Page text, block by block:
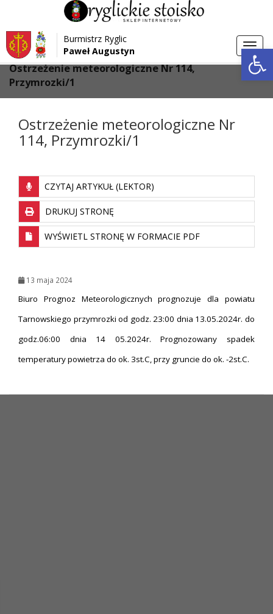
Przejdź do menu
Przejdź do głównej treści strony
Przejdź do stopki strony
Burmistrz Ryglic
Paweł Augustyn
Strona główna > Aktualności
Ostrzeżenie meteorologiczne Nr 114,
Przymrozki/1
Ostrzeżenie meteorologiczne Nr
114, Przymrozki/1
CZYTAJ ARTYKUŁ (LEKTOR)
DRUKUJ STRONĘ
WYŚWIETL STRONĘ W FORMACIE PDF
13 maja 2024
Biuro Prognoz Meteorologicznych prognozuje dla powiatu
Tarnowskiego przymrozki od godz. 23:00 dnia 13.05.2024r. do
godz.06:00 dnia 14 05.2024r. Prognozowany spadek
temperatury powietrza do ok. 3st.C, przy gruncie do ok. -2st.C.